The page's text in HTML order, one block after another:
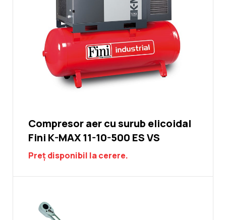
Compresor aer cu surub elicoidal
Fini K-MAX 11-10-500 ES VS
Preț disponibil la cerere.